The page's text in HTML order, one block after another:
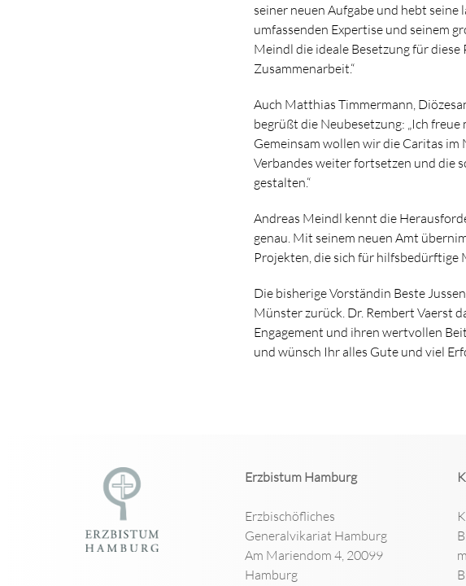
seiner neuen Aufgabe und hebt
umfassenden Expertise und seinem
Meindl die ideale Besetzung für
Zusammenarbeit.“
Auch Matthias Timmermann,
begrüßt die Neubesetzung: „Ich
Gemeinsam wollen wir die Caritas
Verbandes weiter fortsetzen und die
gestalten.“
Andreas Meindl kennt die
genau. Mit seinem neuen Amt
Projekten, die sich für hilfsbedürftige
Die bisherige Vorständin Beste
Münster zurück. Dr. Rembert Vaerst
Engagement und ihren wertvollen
und wünsch Ihr alles Gute und viel
Erzbistum Hamburg
Erzbischöfliches
Generalvikariat Hamburg
Am Mariendom 4, 20099
Hamburg